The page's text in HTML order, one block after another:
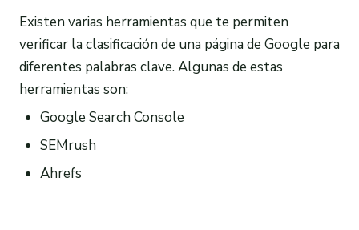
Existen varias herramientas que te permiten
verificar la clasificación de una página de Google para
diferentes palabras clave. Algunas de estas
herramientas son:
Google Search Console
SEMrush
Ahrefs